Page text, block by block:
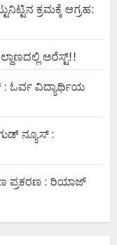
ಕ್ರಮಕ್ಕೆ ಆಗ್ರಹ:
ಅರೆಸ್ಟ್‌!!
: ಓರ್ವ ವಿದ್ಯಾರ್ಥಿಯ
ನ್ಯೂಸ್ :
ಪ್ರಕರಣ : ರಿಯಾಜ್